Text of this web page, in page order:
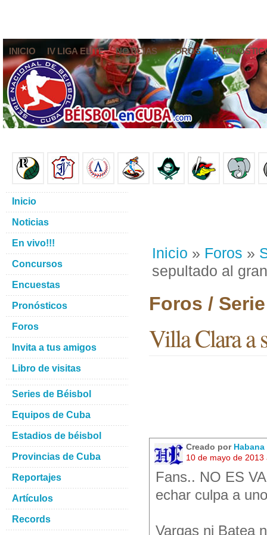
INICIO IV LIGA ELITE NOTICIAS FOROS
Inicio » Foros »
sepultado al
Foros /
Villa Clara a
Creado por Habana
10 de mayo de 2013
Fans.. NO ES
echar culpa a
Vargas ni Batea
Inicio
Noticias
En vivo!!!
Concursos
Encuestas
Pronósticos
Foros
Invita a tus amigos
Libro de visitas
Series de Béisbol
Equipos de Cuba
Estadios de béisbol
Provincias de Cuba
Reportajes
Artículos
Records